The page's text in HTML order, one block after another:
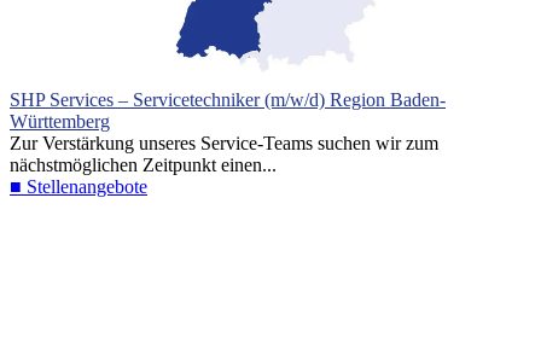
SHP Services – Servicetechniker (m/w/d) Region Baden-
Württemberg
Zur Verstärkung unseres Service-Teams suchen wir zum
nächstmöglichen Zeitpunkt einen...
■ Stellenangebote